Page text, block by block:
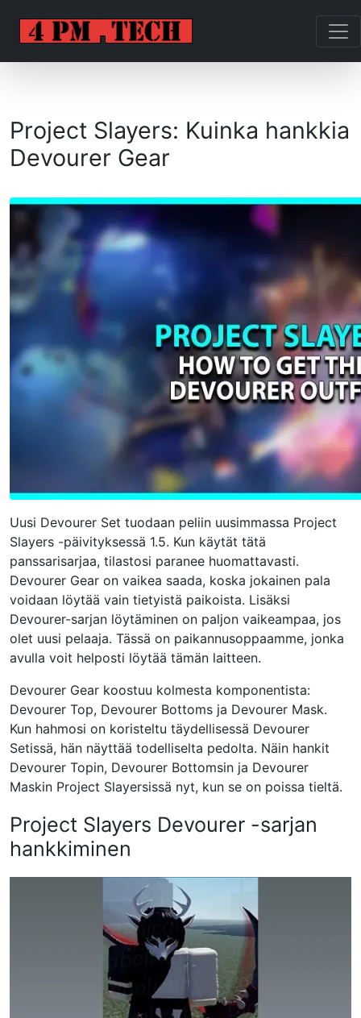
Project Slayers: Kuinka hankkia
Devourer Gear
Uusi Devourer Set tuodaan peliin uusimmassa Project
Slayers -päivityksessä 1.5. Kun käytät tätä
panssarisarjaa, tilastosi paranee huomattavasti.
Devourer Gear on vaikea saada, koska jokainen pala
voidaan löytää vain tietyistä paikoista. Lisäksi
Devourer-sarjan löytäminen on paljon vaikeampaa, jos
olet uusi pelaaja. Tässä on paikannusoppaamme, jonka
avulla voit helposti löytää tämän laitteen.
Devourer Gear koostuu kolmesta komponentista:
Devourer Top, Devourer Bottoms ja Devourer Mask.
Kun hahmosi on koristeltu täydellisessä Devourer
Setissä, hän näyttää todelliselta pedolta. Näin hankit
Devourer Topin, Devourer Bottomsin ja Devourer
Maskin Project Slayersissä nyt, kun se on poissa tieltä.
Project Slayers Devourer -sarjan
hankkiminen